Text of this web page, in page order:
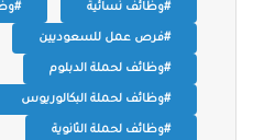
#وظائف نسائية
#فرص عمل للسعوديين
#وظائف لحملة الدبلوم
#وظائف لحملة البكالوريوس
#وظائف لحملة الثانوية